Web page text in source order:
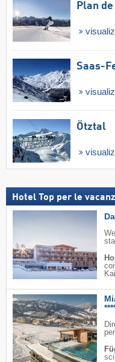
Plan
Saas-
Ötztal
Hotel Top per le